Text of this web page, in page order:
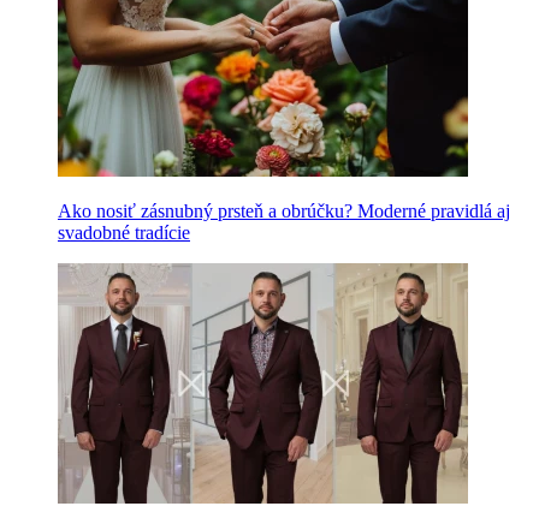
Ako nosiť zásnubný prsteň a obrúčku? Moderné pravidlá aj
svadobné tradície